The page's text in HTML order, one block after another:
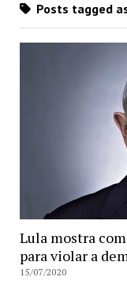
Posts tagged
Lula mostra
para violar a
15/07/2020